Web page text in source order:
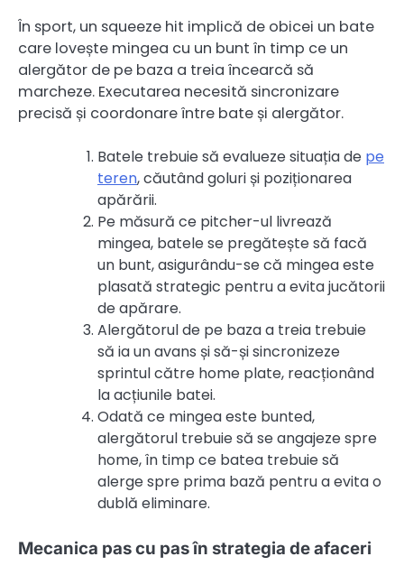
În sport, un squeeze hit implică de obicei un bate
care lovește mingea cu un bunt în timp ce un
alergător de pe baza a treia încearcă să
marcheze. Executarea necesită sincronizare
precisă și coordonare între bate și alergător.
Batele trebuie să evalueze situația de pe
teren, căutând goluri și poziționarea
apărării.
Pe măsură ce pitcher-ul livrează
mingea, batele se pregătește să facă
un bunt, asigurându-se că mingea este
plasată strategic pentru a evita jucătorii
de apărare.
Alergătorul de pe baza a treia trebuie
să ia un avans și să-și sincronizeze
sprintul către home plate, reacționând
la acțiunile batei.
Odată ce mingea este bunted,
alergătorul trebuie să se angajeze spre
home, în timp ce batea trebuie să
alerge spre prima bază pentru a evita o
dublă eliminare.
Mecanica pas cu pas în strategia de afaceri